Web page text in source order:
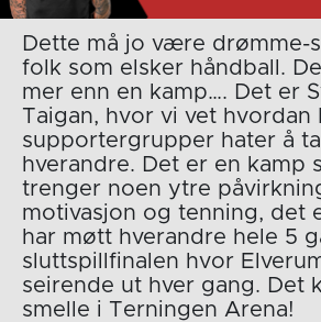
Dette må jo være drømme-
folk som elsker håndball.
mer enn en kamp…. Det er
Taigan, hvor vi vet hvordan
supportergrupper hater å
hverandre. Det er en kamp
trenger noen ytre
motivasjon og tenning, det
har møtt hverandre hele 5
sluttspillfinalen hvor
seirende ut hver gang. Det
smelle i Terningen Arena!